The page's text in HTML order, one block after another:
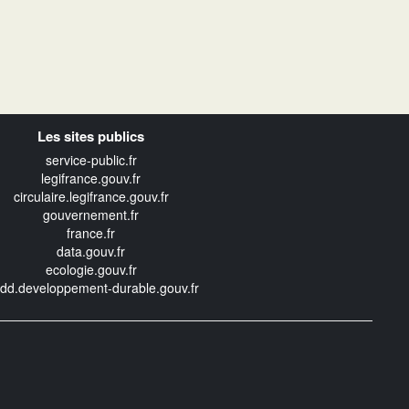
Les sites publics
service-public.fr
legifrance.gouv.fr
circulaire.legifrance.gouv.fr
gouvernement.fr
france.fr
data.gouv.fr
ecologie.gouv.fr
durable.gouv.fr